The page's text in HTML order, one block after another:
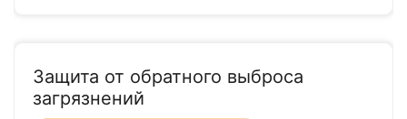
Защита от обратного выброса
загрязнений